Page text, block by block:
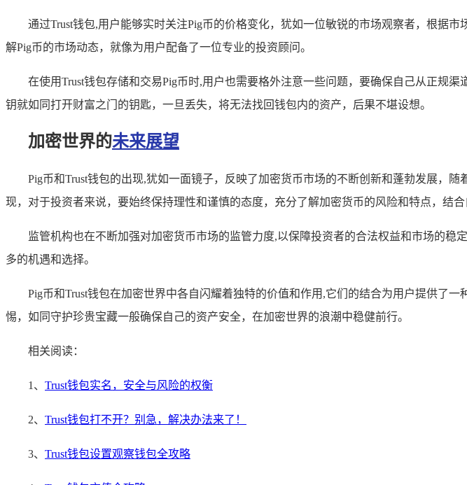
通过Trust钱包,用户能够实时关注Pig币的价格变化，犹如一位敏锐的市场观察者，根据
解Pig币的市场动态，就像为用户配备了一位专业的投资顾问。
在使用Trust钱包存储和交易Pig币时,用户也需要格外注意一些问题，要确保自己从正规
钥就如同打开财富之门的钥匙，一旦丢失，将无法找回钱包内的资产，后果不堪设想。
加密世界的未来展望
Pig币和Trust钱包的出现,犹如一面镜子，反映了加密货币市场的不断创新和蓬勃发展，
现，对于投资者来说，要始终保持理性和谨慎的态度，充分了解加密货币的风险和特点，结
监管机构也在不断加强对加密货币市场的监管力度,以保障投资者的合法权益和市场的
多的机遇和选择。
Pig币和Trust钱包在加密世界中各自闪耀着独特的价值和作用,它们的结合为用户提供了
惕，如同守护珍贵宝藏一般确保自己的资产安全，在加密世界的浪潮中稳健前行。
相关阅读：
1、 Trust钱包实名，安全与风险的权衡
2、 Trust钱包打不开？别急，解决办法来了！
3、 Trust钱包设置观察钱包全攻略